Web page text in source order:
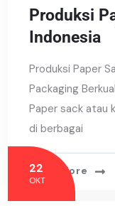
Produksi
Indonesia
Produksi Paper
Packaging
Paper sack atau
di berbagai
Read More
22
OKT